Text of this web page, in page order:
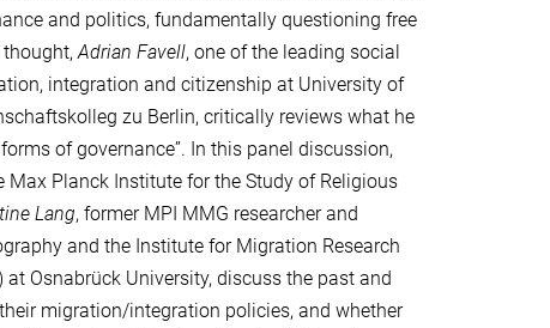
and politics, fundamentally questioning free
thought,Adrian Favell, one of the leading social
integration and citizenship at University of
zu Berlin, critically reviews what he
of governance”. In this panel discussion,
Max Planck Institute for the Study of Religious
Lang, former MPI MMG researcher and
and the Institute for Migration Research
Osnabrück University, discuss the past and
migration/integration policies, and whether